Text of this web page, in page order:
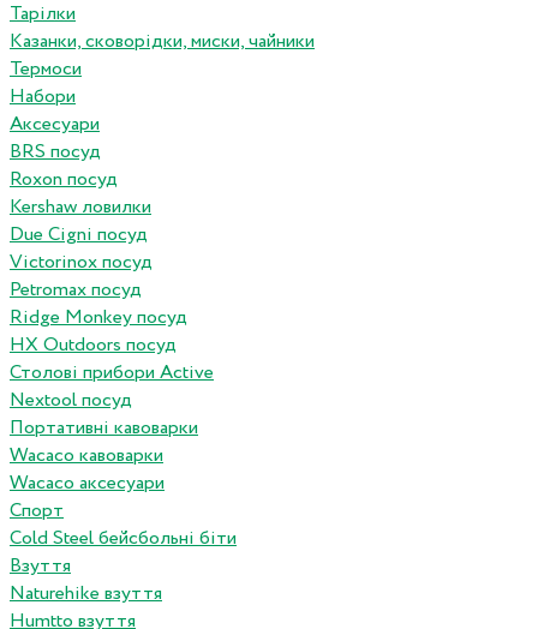
Тарілки
Казанки, сковорідки, миски, чайники
Термоси
Набори
Аксесуари
BRS посуд
Roxon посуд
Kershaw ловилки
Due Cigni посуд
Victorinox посуд
Petromax посуд
Ridge Monkey посуд
HX Outdoors посуд
Столові прибори Active
Nextool посуд
Портативні кавоварки
Wacaco кавоварки
Wacaco аксесуари
Спорт
Cold Steel бейсбольні біти
Взуття
Naturehike взуття
Humtto взуття